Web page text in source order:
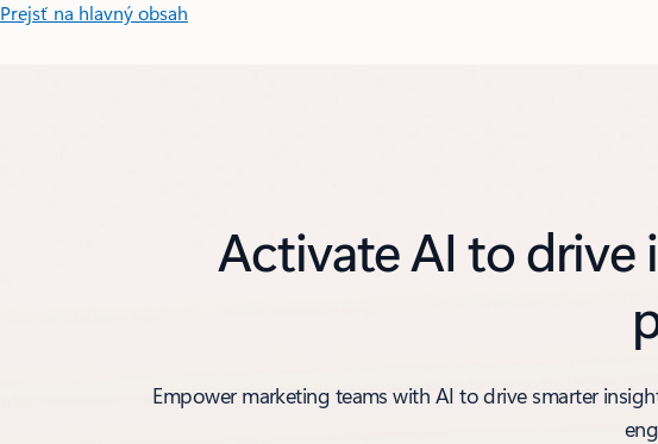
Prejsť na hlavný obsah
Activate AI to drive
Empower marketing teams with AI to drive smarter